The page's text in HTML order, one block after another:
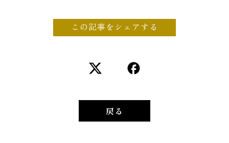
この記事をシェアする
戻る